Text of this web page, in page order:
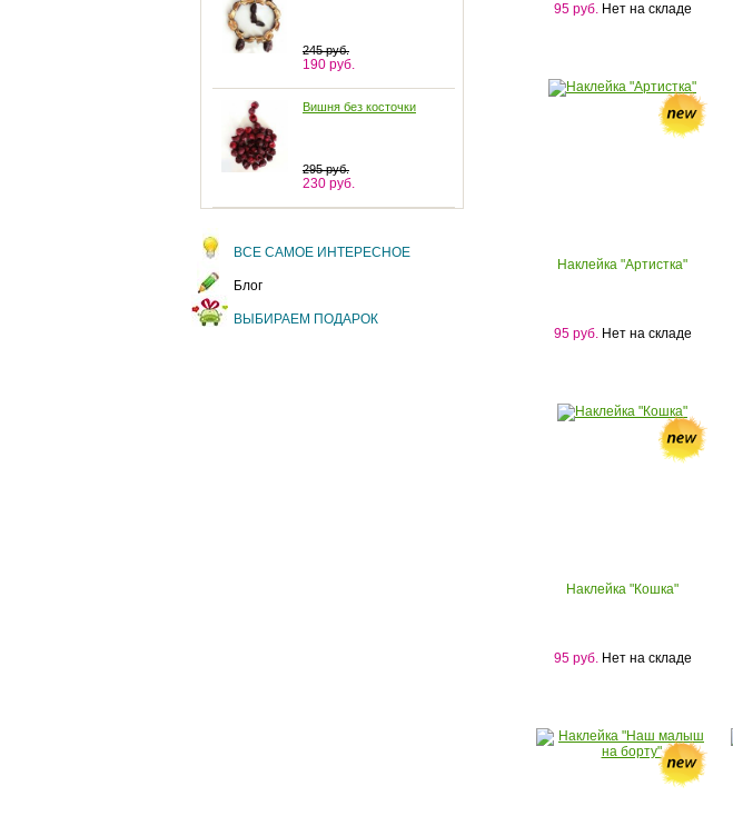
Вишня без косточки
Драже "Вишня в йогурте"
95 руб.
рулетка
ВСЕ САМОЕ ИНТЕРЕСНОЕ
Блог
ВЫБИРАЕМ ПОДАРОК
95 руб.Нет на складе
Наклейка "Артистка"
95 руб.Нет на складе
Наклейка "Кошка"
95 руб.Нет на складе